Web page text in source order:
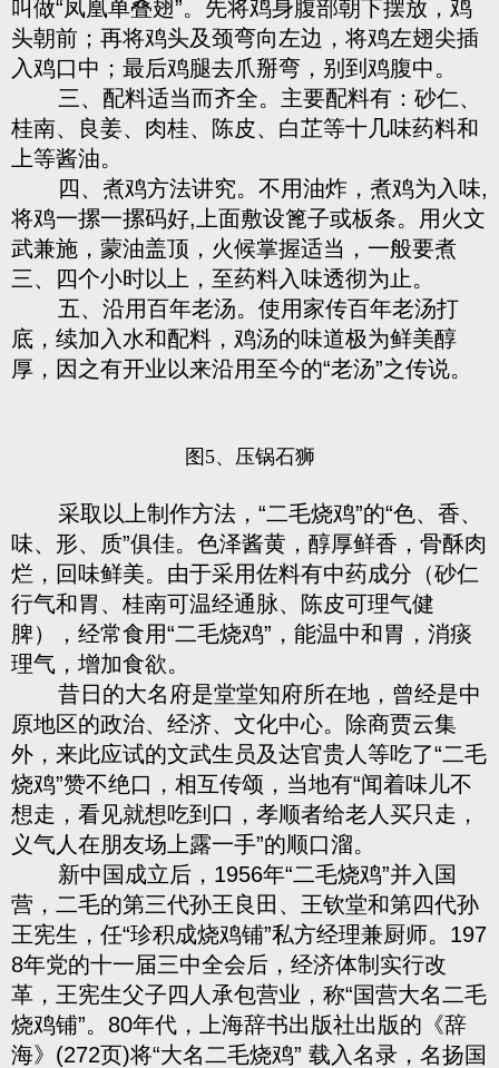
叫做“凤凰单叠翅”。先将鸡身腹部朝下摆放，鸡
头朝前；再将鸡头及颈弯向左边，将鸡左翅尖插
入鸡口中；最后鸡腿去爪掰弯，别到鸡腹中。
三、配料适当而齐全。主要配料有：砂仁、
桂南、良姜、肉桂、陈皮、白芷等十几味药料和
上等酱油。
四、煮鸡方法讲究。不用油炸，煮鸡为入味,
将鸡一摞一摞码好,上面敷设篦子或板条。用火文
武兼施，蒙油盖顶，火候掌握适当，一般要煮
三、四个小时以上，至药料入味透彻为止。
五、沿用百年老汤。使用家传百年老汤打
底，续加入水和配料，鸡汤的味道极为鲜美醇
厚，因之有开业以来沿用至今的“老汤”之传说。
图5、压锅石狮
采取以上制作方法，“二毛烧鸡”的“色、香、
味、形、质”俱佳。色泽酱黄，醇厚鲜香，骨酥肉
烂，回味鲜美。由于采用佐料有中药成分（砂仁
行气和胃、桂南可温经通脉、陈皮可理气健
脾），经常食用“二毛烧鸡”，能温中和胃，消痰
理气，增加食欲。
昔日的大名府是堂堂知府所在地，曾经是中
原地区的政治、经济、文化中心。除商贾云集
外，来此应试的文武生员及达官贵人等吃了“二毛
烧鸡”赞不绝口，相互传颂，当地有“闻着味儿不
想走，看见就想吃到口，孝顺者给老人买只走，
义气人在朋友场上露一手”的顺口溜。
新中国成立后，1956年“二毛烧鸡”并入国
营，二毛的第三代孙王良田、王钦堂和第四代孙
王宪生，任“珍积成烧鸡铺”私方经理兼厨师。197
8年党的十一届三中全会后，经济体制实行改
革，王宪生父子四人承包营业，称“国营大名二毛
烧鸡铺”。80年代，上海辞书出版社出版的《辞
海》(272页)将“大名二毛烧鸡” 载入名录，名扬国